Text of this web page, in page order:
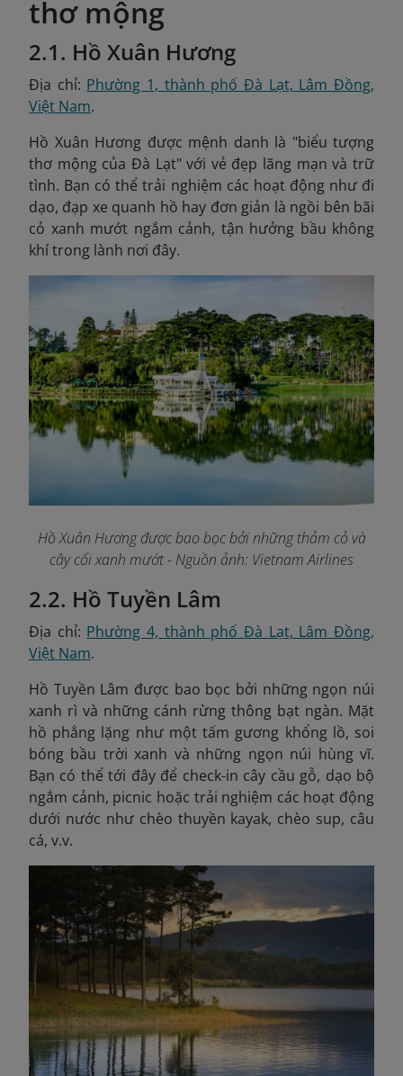
thơ mộng
2.1. Hồ Xuân Hương
Địa chỉ: Phường 1, thành phố Đà Lạt, Lâm Đồng,
Việt Nam.
Hồ Xuân Hương được mệnh danh là "biểu tượng
thơ mộng của Đà Lạt" với vẻ đẹp lãng mạn và trữ
tình. Bạn có thể trải nghiệm các hoạt động như đi
dạo, đạp xe quanh hồ hay đơn giản là ngồi bên bãi
cỏ xanh mướt ngắm cảnh, tận hưởng bầu không
khí trong lành nơi đây.
Hồ Xuân Hương được bao bọc bởi những thảm cỏ và
cây cối xanh mướt - Nguồn ảnh: Vietnam Airlines
2.2. Hồ Tuyền Lâm
Địa chỉ: Phường 4, thành phố Đà Lạt, Lâm Đồng,
Việt Nam.
Hồ Tuyền Lâm được bao bọc bởi những ngọn núi
xanh rì và những cánh rừng thông bạt ngàn. Mặt
hồ phẳng lặng như một tấm gương khổng lồ, soi
bóng bầu trời xanh và những ngọn núi hùng vĩ.
Bạn có thể tới đây để check-in cây cầu gỗ, dạo bộ
ngắm cảnh, picnic hoặc trải nghiệm các hoạt động
dưới nước như chèo thuyền kayak, chèo sup, câu
cá, v.v.